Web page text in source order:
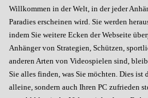
Willkommen in der Welt, in der jeder
Paradies erscheinen wird. Sie werden
indem Sie weitere Ecken der Webseite
Anhänger von Strategien, Schützen,
anderen Arten von Videospielen sind,
Sie alles finden, was Sie möchten. Dies ist
alleine, sondern auch Ihren PC zufrieden